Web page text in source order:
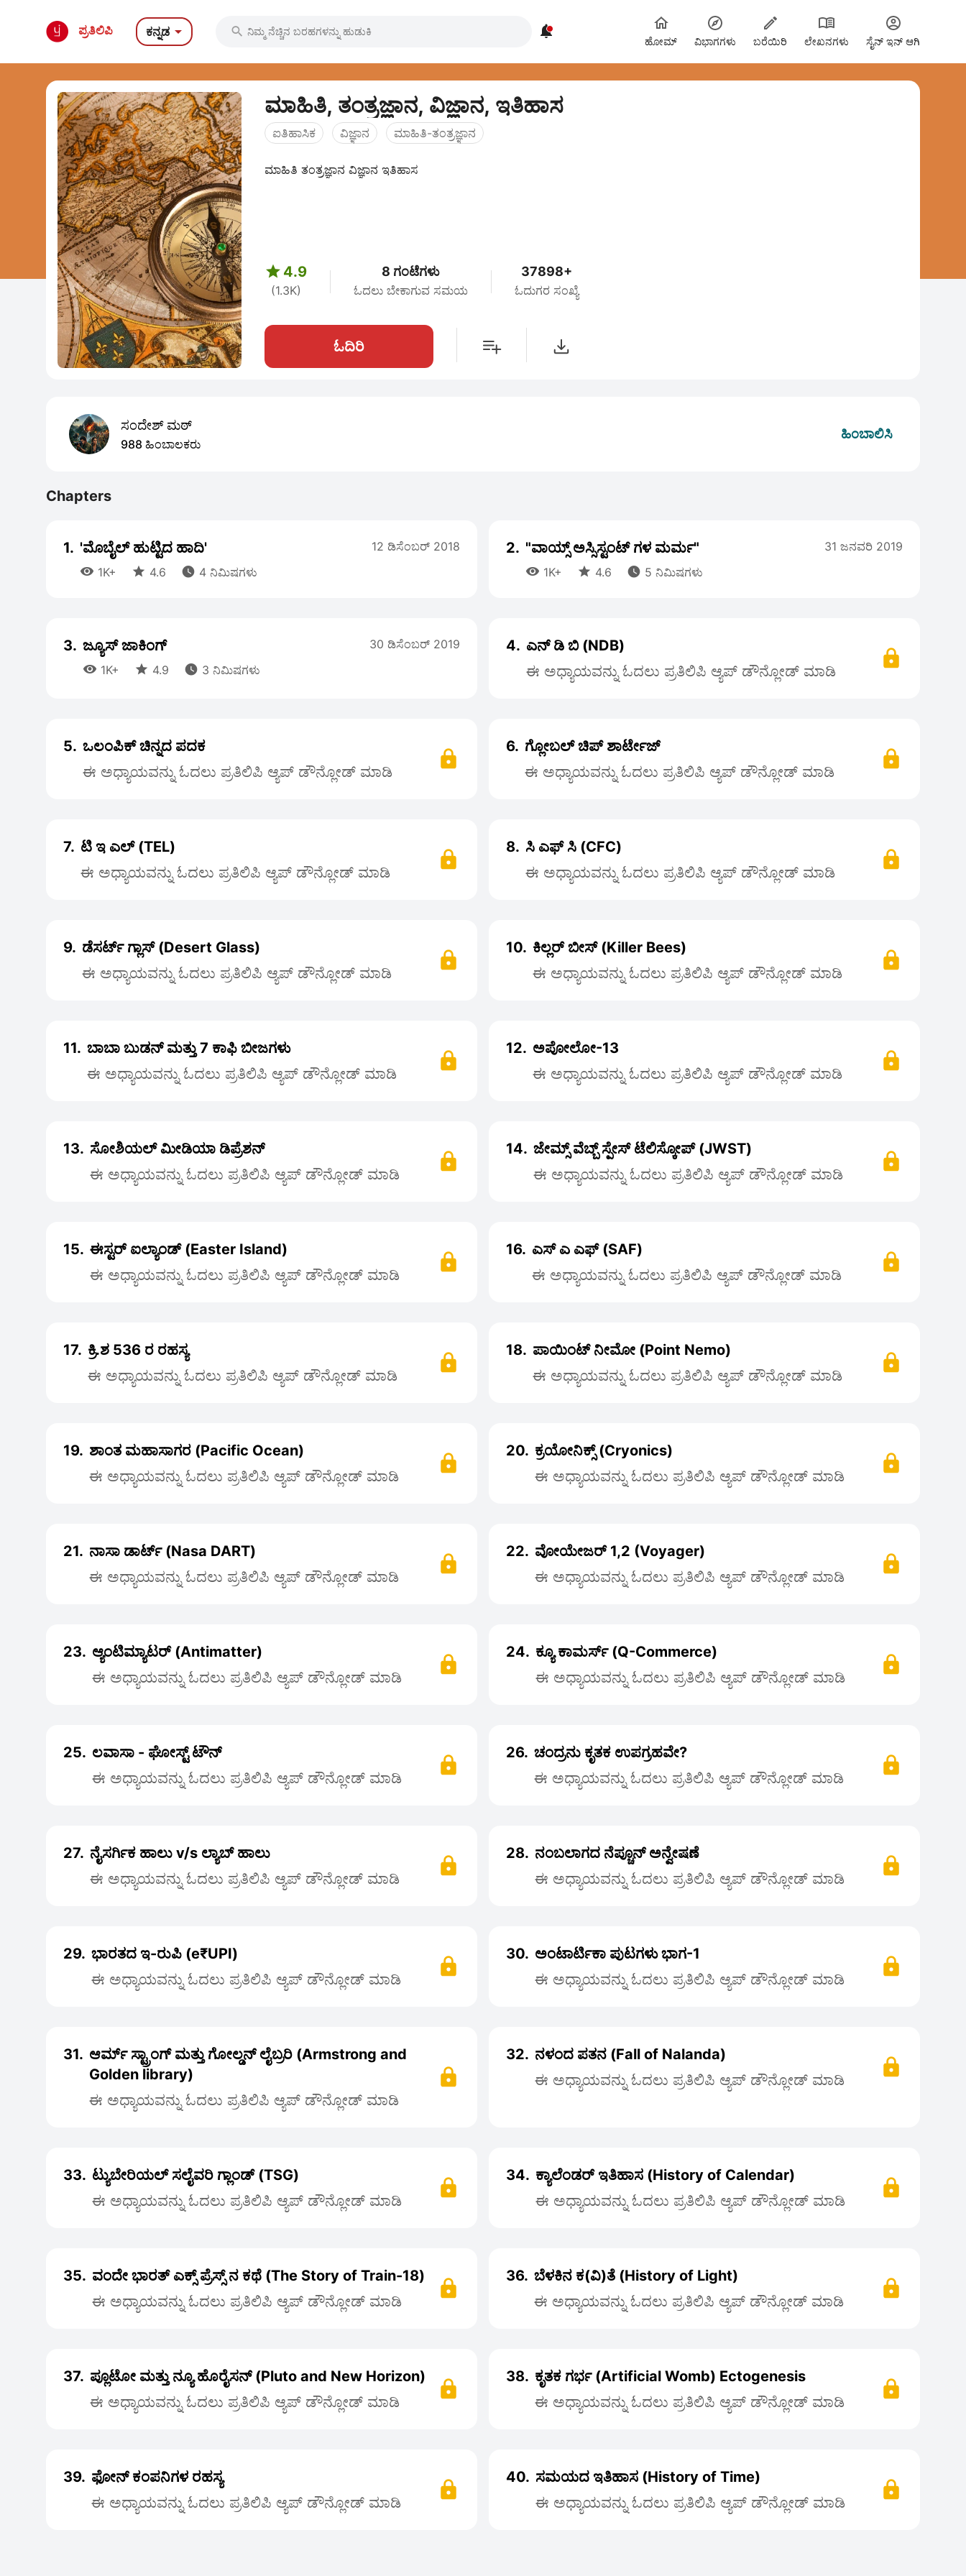
ಪ್ರತಿಲಿಪಿ ಕನ್ನಡ   
ಹೋಮ್ ವಿಭಾಗಗಳು ಬರೆಯಿರಿ ಲೇಖನಗಳು ಸೈನ್ ಇನ್ ಆಗಿ
ಮಾಹಿತಿ, ತಂತ್ರಜ್ಞಾನ, ವಿಜ್ಞಾನ, ಇತಿಹಾಸ
ಐತಿಹಾಸಿಕ ವಿಜ್ಞಾನ ಮಾಹಿತಿ-ತಂತ್ರಜ್ಞಾನ
ಮಾಹಿತಿ ತಂತ್ರಜ್ಞಾನ ವಿಜ್ಞಾನ ಇತಿಹಾಸ
 4.9
(1.3K)
8 ಗಂಟೆಗಳು
ಓದಲು ಬೇಕಾಗುವ ಸಮಯ
37898+
ಓದುಗರ ಸಂಖ್ಯೆ
ಓದಿರಿ
ಸಂದೇಶ್ ಮಠ್
988 ಹಿಂಬಾಲಕರು
ಹಿಂಬಾಲಿಸಿ
Chapters
1. 'ಮೊಬೈಲ್ ಹುಟ್ಟಿದ ಹಾದಿ'
 1K+  4.6  4 ನಿಮಿಷಗಳು
12 ಡಿಸೆಂಬರ್ 2018 2. "ವಾಯ್ಸ್ ಅಸ್ಸಿಸ್ಟಂಟ್ ಗಳ ಮರ್ಮ"
 1K+  4.6  5 ನಿಮಿಷಗಳು
31 ಜನವರಿ 2019
3. ಜ್ಯೂಸ್ ಜಾಕಿಂಗ್
 1K+  4.9  3 ನಿಮಿಷಗಳು
30 ಡಿಸೆಂಬರ್ 2019 4. ಎನ್ ಡಿ ಬಿ (NDB)
ಈ ಅಧ್ಯಾಯವನ್ನು ಓದಲು ಪ್ರತಿಲಿಪಿ ಆ್ಯಪ್ ಡೌನ್ಲೋಡ್ ಮಾಡಿ
5. ಒಲಂಪಿಕ್ ಚಿನ್ನದ ಪದಕ
ಈ ಅಧ್ಯಾಯವನ್ನು ಓದಲು ಪ್ರತಿಲಿಪಿ ಆ್ಯಪ್ ಡೌನ್ಲೋಡ್ ಮಾಡಿ
6. ಗ್ಲೋಬಲ್ ಚಿಪ್ ಶಾರ್ಟೇಜ್
ಈ ಅಧ್ಯಾಯವನ್ನು ಓದಲು ಪ್ರತಿಲಿಪಿ ಆ್ಯಪ್ ಡೌನ್ಲೋಡ್ ಮಾಡಿ
7. ಟಿ ಇ ಎಲ್ (TEL)
ಈ ಅಧ್ಯಾಯವನ್ನು ಓದಲು ಪ್ರತಿಲಿಪಿ ಆ್ಯಪ್ ಡೌನ್ಲೋಡ್ ಮಾಡಿ
8. ಸಿ ಎಫ್ ಸಿ (CFC)
ಈ ಅಧ್ಯಾಯವನ್ನು ಓದಲು ಪ್ರತಿಲಿಪಿ ಆ್ಯಪ್ ಡೌನ್ಲೋಡ್ ಮಾಡಿ
9. ಡೆಸರ್ಟ್ ಗ್ಲಾಸ್ (Desert Glass)
ಈ ಅಧ್ಯಾಯವನ್ನು ಓದಲು ಪ್ರತಿಲಿಪಿ ಆ್ಯಪ್ ಡೌನ್ಲೋಡ್ ಮಾಡಿ
10. ಕಿಲ್ಲರ್ ಬೀಸ್ (Killer Bees)
ಈ ಅಧ್ಯಾಯವನ್ನು ಓದಲು ಪ್ರತಿಲಿಪಿ ಆ್ಯಪ್ ಡೌನ್ಲೋಡ್ ಮಾಡಿ
11. ಬಾಬಾ ಬುಡನ್ ಮತ್ತು 7 ಕಾಫಿ ಬೀಜಗಳು
ಈ ಅಧ್ಯಾಯವನ್ನು ಓದಲು ಪ್ರತಿಲಿಪಿ ಆ್ಯಪ್ ಡೌನ್ಲೋಡ್ ಮಾಡಿ
12. ಅಪೋಲೋ-13
ಈ ಅಧ್ಯಾಯವನ್ನು ಓದಲು ಪ್ರತಿಲಿಪಿ ಆ್ಯಪ್ ಡೌನ್ಲೋಡ್ ಮಾಡಿ
13. ಸೋಶಿಯಲ್ ಮೀಡಿಯಾ ಡಿಪ್ರೆಶನ್
ಈ ಅಧ್ಯಾಯವನ್ನು ಓದಲು ಪ್ರತಿಲಿಪಿ ಆ್ಯಪ್ ಡೌನ್ಲೋಡ್ ಮಾಡಿ
14. ಜೇಮ್ಸ್ ವೆಬ್ಬ್ ಸ್ಪೇಸ್ ಟೆಲಿಸ್ಕೋಪ್ (JWST)
ಈ ಅಧ್ಯಾಯವನ್ನು ಓದಲು ಪ್ರತಿಲಿಪಿ ಆ್ಯಪ್ ಡೌನ್ಲೋಡ್ ಮಾಡಿ
15. ಈಸ್ಟರ್ ಐಲ್ಯಾಂಡ್ (Easter Island)
ಈ ಅಧ್ಯಾಯವನ್ನು ಓದಲು ಪ್ರತಿಲಿಪಿ ಆ್ಯಪ್ ಡೌನ್ಲೋಡ್ ಮಾಡಿ
16. ಎಸ್ ಎ ಎಫ್ (SAF)
ಈ ಅಧ್ಯಾಯವನ್ನು ಓದಲು ಪ್ರತಿಲಿಪಿ ಆ್ಯಪ್ ಡೌನ್ಲೋಡ್ ಮಾಡಿ
17. ಕ್ರಿ.ಶ 536 ರ ರಹಸ್ಯ
ಈ ಅಧ್ಯಾಯವನ್ನು ಓದಲು ಪ್ರತಿಲಿಪಿ ಆ್ಯಪ್ ಡೌನ್ಲೋಡ್ ಮಾಡಿ
18. ಪಾಯಿಂಟ್ ನೀಮೋ (Point Nemo)
ಈ ಅಧ್ಯಾಯವನ್ನು ಓದಲು ಪ್ರತಿಲಿಪಿ ಆ್ಯಪ್ ಡೌನ್ಲೋಡ್ ಮಾಡಿ
19. ಶಾಂತ ಮಹಾಸಾಗರ (Pacific Ocean)
ಈ ಅಧ್ಯಾಯವನ್ನು ಓದಲು ಪ್ರತಿಲಿಪಿ ಆ್ಯಪ್ ಡೌನ್ಲೋಡ್ ಮಾಡಿ
20. ಕ್ರಯೋನಿಕ್ಸ್ (Cryonics)
ಈ ಅಧ್ಯಾಯವನ್ನು ಓದಲು ಪ್ರತಿಲಿಪಿ ಆ್ಯಪ್ ಡೌನ್ಲೋಡ್ ಮಾಡಿ
21. ನಾಸಾ ಡಾರ್ಟ್ (Nasa DART)
ಈ ಅಧ್ಯಾಯವನ್ನು ಓದಲು ಪ್ರತಿಲಿಪಿ ಆ್ಯಪ್ ಡೌನ್ಲೋಡ್ ಮಾಡಿ
22. ವೋಯೇಜರ್ 1,2 (Voyager)
ಈ ಅಧ್ಯಾಯವನ್ನು ಓದಲು ಪ್ರತಿಲಿಪಿ ಆ್ಯಪ್ ಡೌನ್ಲೋಡ್ ಮಾಡಿ
23. ಆ್ಯಂಟಿಮ್ಯಾಟರ್ (Antimatter)
ಈ ಅಧ್ಯಾಯವನ್ನು ಓದಲು ಪ್ರತಿಲಿಪಿ ಆ್ಯಪ್ ಡೌನ್ಲೋಡ್ ಮಾಡಿ
24. ಕ್ಯೂ ಕಾಮರ್ಸ್ (Q-Commerce)
ಈ ಅಧ್ಯಾಯವನ್ನು ಓದಲು ಪ್ರತಿಲಿಪಿ ಆ್ಯಪ್ ಡೌನ್ಲೋಡ್ ಮಾಡಿ
25. ಲವಾಸಾ - ಘೋಸ್ಟ್ ಟೌನ್
ಈ ಅಧ್ಯಾಯವನ್ನು ಓದಲು ಪ್ರತಿಲಿಪಿ ಆ್ಯಪ್ ಡೌನ್ಲೋಡ್ ಮಾಡಿ
26. ಚಂದ್ರನು ಕೃತಕ ಉಪಗ್ರಹವೇ?
ಈ ಅಧ್ಯಾಯವನ್ನು ಓದಲು ಪ್ರತಿಲಿಪಿ ಆ್ಯಪ್ ಡೌನ್ಲೋಡ್ ಮಾಡಿ
27. ನೈಸರ್ಗಿಕ ಹಾಲು v/s ಲ್ಯಾಬ್ ಹಾಲು
ಈ ಅಧ್ಯಾಯವನ್ನು ಓದಲು ಪ್ರತಿಲಿಪಿ ಆ್ಯಪ್ ಡೌನ್ಲೋಡ್ ಮಾಡಿ
28. ನಂಬಲಾಗದ ನೆಪ್ಚೂನ್ ಅನ್ವೇಷಣೆ
ಈ ಅಧ್ಯಾಯವನ್ನು ಓದಲು ಪ್ರತಿಲಿಪಿ ಆ್ಯಪ್ ಡೌನ್ಲೋಡ್ ಮಾಡಿ
29. ಭಾರತದ ಇ-ರುಪಿ (e₹UPI)
ಈ ಅಧ್ಯಾಯವನ್ನು ಓದಲು ಪ್ರತಿಲಿಪಿ ಆ್ಯಪ್ ಡೌನ್ಲೋಡ್ ಮಾಡಿ
30. ಅಂಟಾರ್ಟಿಕಾ ಪುಟಗಳು ಭಾಗ-1
ಈ ಅಧ್ಯಾಯವನ್ನು ಓದಲು ಪ್ರತಿಲಿಪಿ ಆ್ಯಪ್ ಡೌನ್ಲೋಡ್ ಮಾಡಿ
31. ಆರ್ಮ್ ಸ್ಟ್ರಾಂಗ್ ಮತ್ತು ಗೋಲ್ಡನ್ ಲೈಬ್ರರಿ (Armstrong and
Golden library)
ಈ ಅಧ್ಯಾಯವನ್ನು ಓದಲು ಪ್ರತಿಲಿಪಿ ಆ್ಯಪ್ ಡೌನ್ಲೋಡ್ ಮಾಡಿ
32. ನಳಂದ ಪತನ (Fall of Nalanda)
ಈ ಅಧ್ಯಾಯವನ್ನು ಓದಲು ಪ್ರತಿಲಿಪಿ ಆ್ಯಪ್ ಡೌನ್ಲೋಡ್ ಮಾಡಿ
33. ಟ್ಯುಬೇರಿಯಲ್ ಸಲೈವರಿ ಗ್ಲಾಂಡ್ (TSG)
ಈ ಅಧ್ಯಾಯವನ್ನು ಓದಲು ಪ್ರತಿಲಿಪಿ ಆ್ಯಪ್ ಡೌನ್ಲೋಡ್ ಮಾಡಿ
34. ಕ್ಯಾಲೆಂಡರ್ ಇತಿಹಾಸ (History of Calendar)
ಈ ಅಧ್ಯಾಯವನ್ನು ಓದಲು ಪ್ರತಿಲಿಪಿ ಆ್ಯಪ್ ಡೌನ್ಲೋಡ್ ಮಾಡಿ
35. ವಂದೇ ಭಾರತ್ ಎಕ್ಸ್ ಪ್ರೆಸ್ಸ್ ನ ಕಥೆ (The Story of Train-18)
ಈ ಅಧ್ಯಾಯವನ್ನು ಓದಲು ಪ್ರತಿಲಿಪಿ ಆ್ಯಪ್ ಡೌನ್ಲೋಡ್ ಮಾಡಿ
36. ಬೆಳಕಿನ ಕ(ವಿ)ತೆ (History of Light)
ಈ ಅಧ್ಯಾಯವನ್ನು ಓದಲು ಪ್ರತಿಲಿಪಿ ಆ್ಯಪ್ ಡೌನ್ಲೋಡ್ ಮಾಡಿ
37. ಪ್ಲೂಟೋ ಮತ್ತು ನ್ಯೂ ಹೊರೈಸನ್ (Pluto and New Horizon)
ಈ ಅಧ್ಯಾಯವನ್ನು ಓದಲು ಪ್ರತಿಲಿಪಿ ಆ್ಯಪ್ ಡೌನ್ಲೋಡ್ ಮಾಡಿ
38. ಕೃತಕ ಗರ್ಭ (Artificial Womb) Ectogenesis
ಈ ಅಧ್ಯಾಯವನ್ನು ಓದಲು ಪ್ರತಿಲಿಪಿ ಆ್ಯಪ್ ಡೌನ್ಲೋಡ್ ಮಾಡಿ
39. ಫೋನ್ ಕಂಪನಿಗಳ ರಹಸ್ಯ
ಈ ಅಧ್ಯಾಯವನ್ನು ಓದಲು ಪ್ರತಿಲಿಪಿ ಆ್ಯಪ್ ಡೌನ್ಲೋಡ್ ಮಾಡಿ
40. ಸಮಯದ ಇತಿಹಾಸ (History of Time)
ಈ ಅಧ್ಯಾಯವನ್ನು ಓದಲು ಪ್ರತಿಲಿಪಿ ಆ್ಯಪ್ ಡೌನ್ಲೋಡ್ ಮಾಡಿ